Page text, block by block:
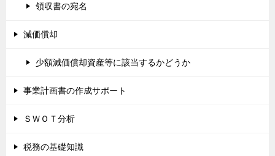
領収書の宛名
減価償却
少額減価償却資産等に該当するかどうか
事業計画書の作成サポート
ＳＷＯＴ分析
税務の基礎知識